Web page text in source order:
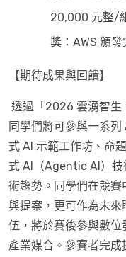
20,000 元整/
獎：AWS 頒發
【期待成果與回饋】
透過「2026 雲湧智生
同學們將可參與一系
式 AI 示範工作坊、命
式 AI（Agentic AI）技
術趨勢。同學們在競
與提案，更可作為未
伍，將於賽後參與數
產業媒合。參賽者完